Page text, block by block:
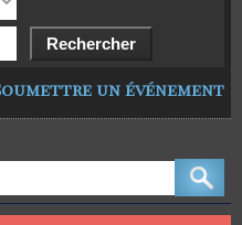
un événement